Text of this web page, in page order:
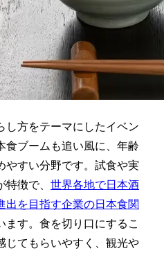
し方をテーマにしたイベン
食ブームも追い風に、年齢
やすい分野です。試食や実
徴で、 世界各地で日本酒
出を目指す企業の日本食関
ます。食を切り口にするこ
じてもらいやすく、観光や